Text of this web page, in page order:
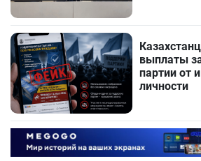
выплаты
партии от
личности